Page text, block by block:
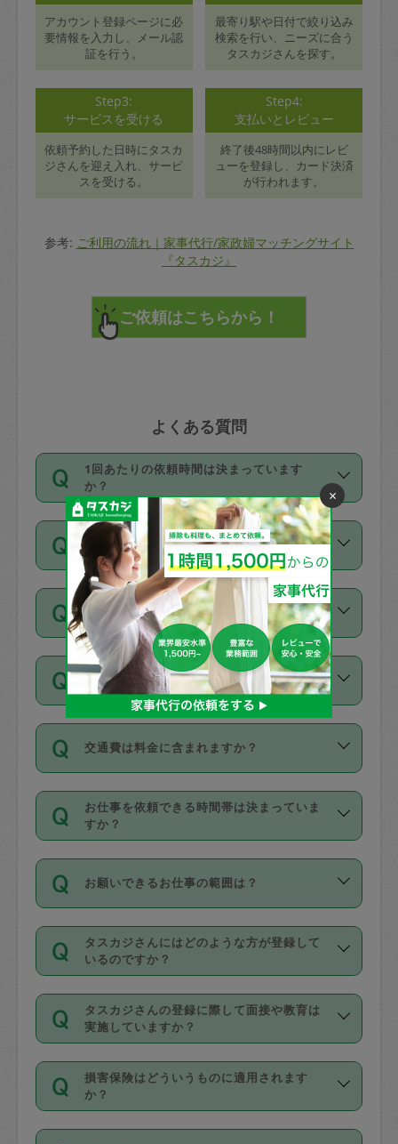
アカウント登録ページに必
要情報を入力し、メール認
証を行う。
最寄り駅や日付で絞り込み
検索を行い、ニーズに合う
タスカジさんを探す。
Step3:
サービスを受ける
依頼予約した日時にタスカ
ジさんを迎え入れ、サービ
スを受ける。
Step4:
支払いとレビュー
終了後48時間以内にレビ
ューを登録し、カード決済
が行われます。
参考: ご利用の流れ｜家事代行/家政婦マッチングサイト
『タスカジ』
よくある質問
1回あたりの依頼時間は決まっています
か？
依頼1回につき3時間固定です。3時間を
超えて依頼したい場合は、延長機能をご
利用ください。機能をご利用いただくに
は、タスカジさんに事前に相談し、合意
の上事前申請することが必要です。な
お、3時間を下回っても、値引き等はござ
いません。
価格はどうやって決まっていますか？
11種類の価格帯の中からタスカジさん自
身が価格を選んで設定しています。
タスカジさんの価格設定には最初は制限
があり、レビュー件数、レビューの平均
値、などで除々に設定可能な最高額が上
がっていく仕組みになっています。
支払い方法を教えてください
お支払方法はクレジットカード（Visa／
Master／JCB／AMERICAN EXPRESS／
Diners Club）のみとなります。
を行う際にご入力ください。プロフィー
ル登録時にはご入力いただかなくても大
丈夫です。
デビットカード・プリペイドカード（Vプ
リカ、au WALLETなど）は支払にはご利
銀行振込や現金払いも対応していませ
なお、タスカジさんの交通費も、依頼料
金のご請求と合わせてお支払いとなりま
動計算で表示されます。
同じタスカジさんに定期的にお願いする場
合はお得になる？
依頼には「スポット」と「定期（毎週｜
隔週）」があり、「定期」の依頼は「ス
ポット」よりお得な料金でご利用できま
す。
定期の最低利用回数は設けていない代わ
りに、一定数を超えたキャンセルは有償
（例：毎週定期の場合は３回以上のキャ
ンセルが有償（1200円、隔週定期の場合
は２回以上のキャンセルが有償（1200
交通費は料金に含まれますか？
交通費は依頼料金とは別途発生し、依頼
料金のご請求と合わせてお支払いとなり
ます。交通費の金額は「依頼の詳細」に
お仕事を依頼できる時間帯は決まっていま
すか？
時間帯は3種類あります。いずれも１回あ
たり３時間です。
・ＡＭ ９時～１２時
・ＰＭ １３時～１６時
・夜 １８時～２１時
開始時間を２時間前後変更することが可
能です。依頼送信後、個別にタスカジさ
んにメッセージを送り調整してくださ
い。ただし、２時間を越えての調整はで
お願いできるお仕事の範囲は？
掃除、整理収納、洗濯、買い物、料理、
作り置きです。タスカジさんによってで
きる仕事の範囲が異なりますので、依頼
する前にタスカジさんのプロフィールで
確認してください。
基本的に、高所での作業や危険作業、屋
外での作業は対象外です。
タスカジさんにはどのような方が登録して
いるのですか？
主婦として長年の家事経験をお持ちの
方、栄養士・調理師といった資格者で保
育園や学校の給食やレストランで料理関
係の専門職に従事されていた方、日本で
すでにハウスキーパーや英語の先生とし
てお仕事をしているフィリピン出身の
タスカジさんの登録に際して面接や教育は
実施していますか？
応募の際に、各自事務局との面接と説明
を行っています。その後、身分証明書の
写真提出をしていただいています。外国
損害保険はどういうものに適用されます
か？
依頼者とタスカジさんとの間でタスカジ
×